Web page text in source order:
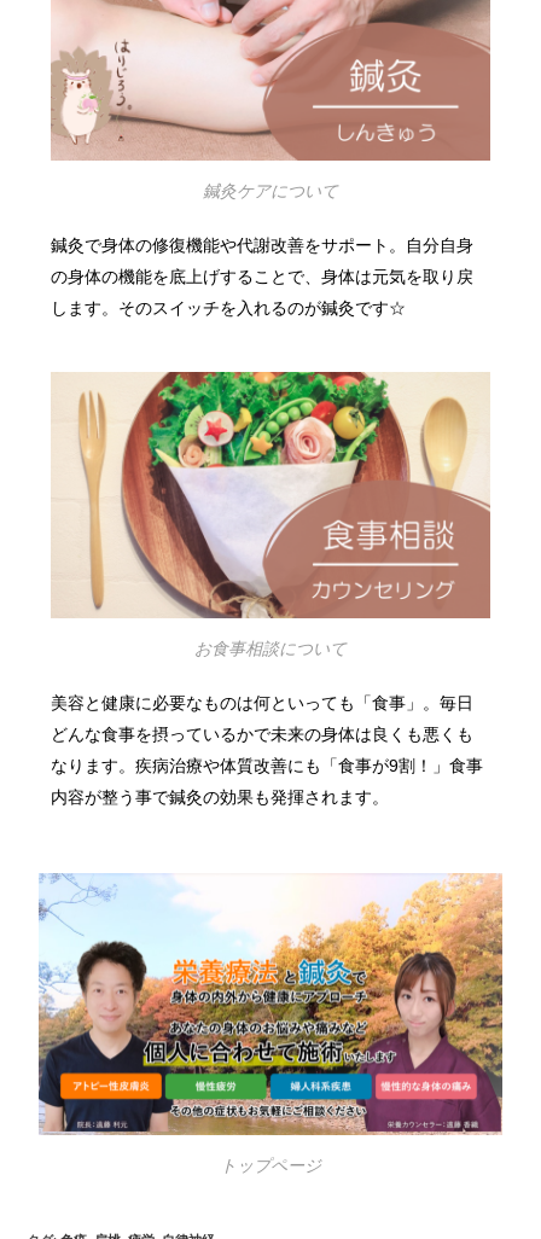
鍼灸ケアについて
鍼灸で身体の修復機能や代謝改善をサポート。自分自身
の身体の機能を底上げすることで、身体は元気を取り戻
します。そのスイッチを入れるのが鍼灸です☆
お食事相談について
美容と健康に必要なものは何といっても「食事」。毎日
どんな食事を摂っているかで未来の身体は良くも悪くも
なります。疾病治療や体質改善にも「食事が9割！」食事
内容が整う事で鍼灸の効果も発揮されます。
トップページ